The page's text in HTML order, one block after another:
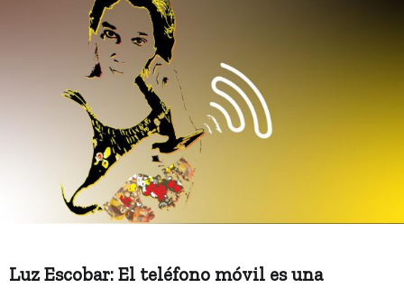
Luz Escobar: El teléfono móvil es una